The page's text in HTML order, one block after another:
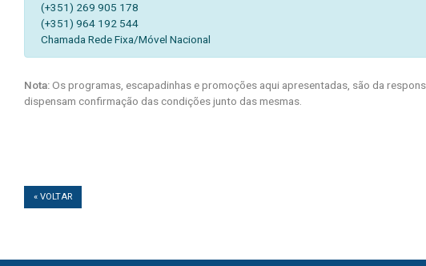
(+351) 269 905 178
(+351) 964 192 544
Chamada Rede Fixa/Móvel Nacional
Nota:Os programas, escapadinhas e promoções aqui apresentadas, são da
dispensam confirmação das condições junto das mesmas.
« VOLTAR